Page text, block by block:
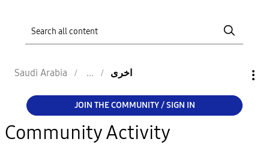
Saudi Arabia اخرى
JOIN THE COMMUNITY / SIGN IN
Community Activity